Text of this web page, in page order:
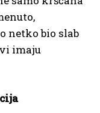
netko bio slab
imaju